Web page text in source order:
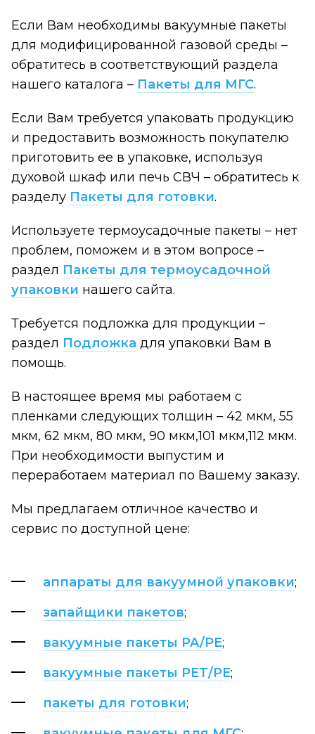
Если Вам необходимы вакуумные пакеты
для модифицированной газовой среды –
обратитесь в соответствующий раздела
нашего каталога – Пакеты для МГС.
Если Вам требуется упаковать продукцию
и предоставить возможность покупателю
приготовить ее в упаковке, используя
духовой шкаф или печь СВЧ – обратитесь к
разделу Пакеты для готовки.
Используете термоусадочные пакеты – нет
проблем, поможем и в этом вопросе –
раздел Пакеты для термоусадочной
упаковки нашего сайта.
Требуется подложка для продукции –
раздел Подложка для упаковки Вам в
помощь.
В настоящее время мы работаем с
пленками следующих толщин – 42 мкм, 55
мкм, 62 мкм, 80 мкм, 90 мкм,101 мкм,112 мкм.
При необходимости выпустим и
переработаем материал по Вашему заказу.
Мы предлагаем отличное качество и
сервис по доступной цене:
аппараты для вакуумной упаковки;
запайщики пакетов;
вакуумные пакеты PA/PE;
вакуумные пакеты PET/PE;
пакеты для готовки;